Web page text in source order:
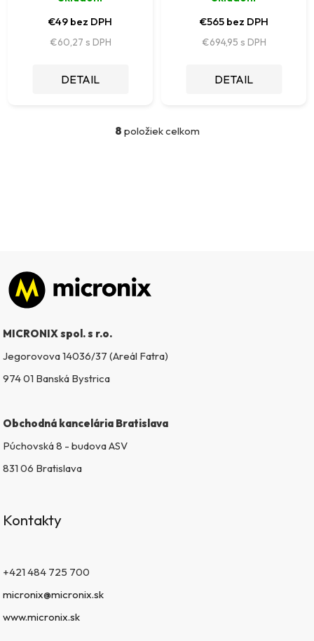
€49 bez DPH
€60,27
DETAIL
€565 bez DPH
€694,95
DETAIL
O
v
u
8 položiek celkom
Zápätie
MICRONIX spol. s r.o.
Jegorovova 14036/37 (Areál Fatra)
974 01 Banská Bystrica
Obchodná kancelária Bratislava
Púchovská 8 - budova ASV
831 06 Bratislava
Kontakty
+421 484 725 700
micronix@micronix.sk
www.micronix.sk